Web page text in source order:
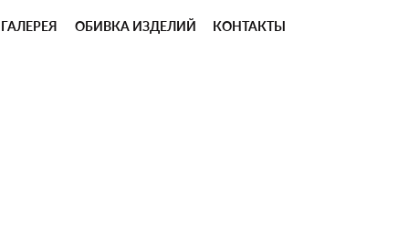
ГАЛЕРЕЯ ОБИВКА ИЗДЕЛИЙ КОНТАКТЫ